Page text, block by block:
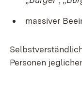
mas­si­ver
Per­so­nen